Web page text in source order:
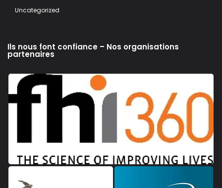
Uncategorized
Ils nous font confiance – Nos organisations
partenaires